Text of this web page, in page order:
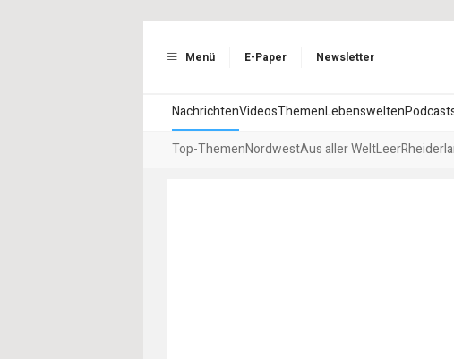
Menü E-Paper Newsletter
NachrichtenVideosThemenLebenswelten
Top-ThemenNordwestAus aller WeltLeer